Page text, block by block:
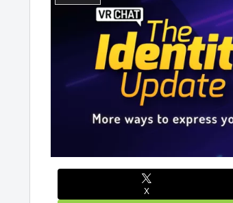
X